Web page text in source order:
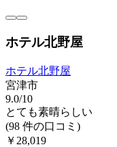
ホテル北野屋
ホテル北野屋
宮津市
9.0/10
とても素晴らしい
(98 件の口コミ)
￥28,019